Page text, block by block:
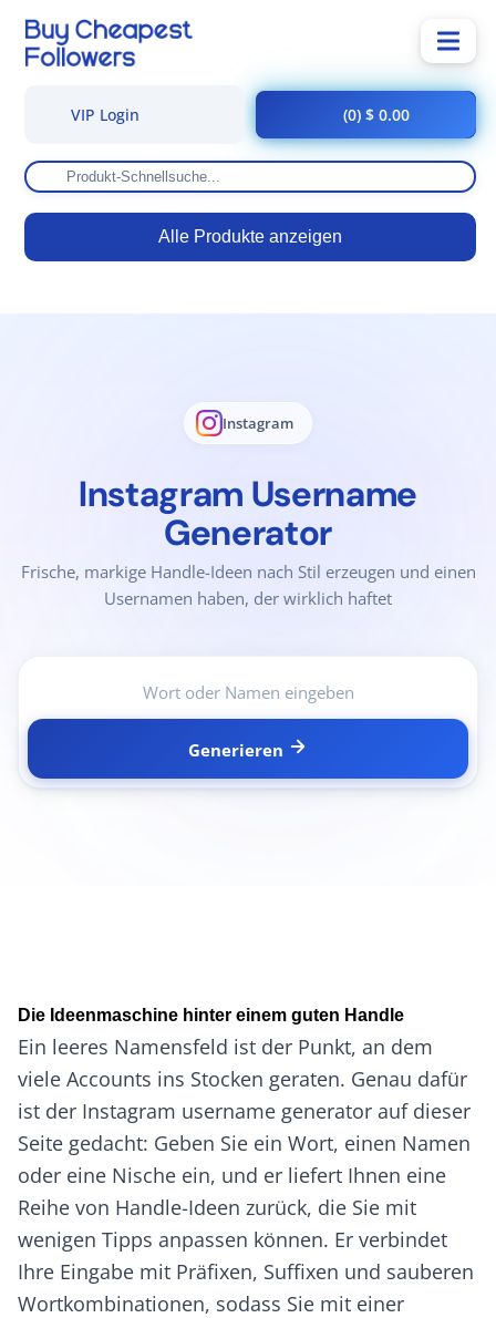
Alle Produkte anzeigen
VIP Login (0) $ 0.00
Instagram
Instagram Username
Generator
Frische, markige Handle-Ideen nach Stil erzeugen und einen
Usernamen haben, der wirklich haftet
Generieren
Die Ideenmaschine hinter einem guten Handle
Ein leeres Namensfeld ist der Punkt, an dem
viele Accounts ins Stocken geraten. Genau dafür
ist der Instagram username generator auf dieser
Seite gedacht: Geben Sie ein Wort, einen Namen
oder eine Nische ein, und er liefert Ihnen eine
Reihe von Handle-Ideen zurück, die Sie mit
wenigen Tipps anpassen können. Er verbindet
Ihre Eingabe mit Präfixen, Suffixen und sauberen
Wortkombinationen, sodass Sie mit einer